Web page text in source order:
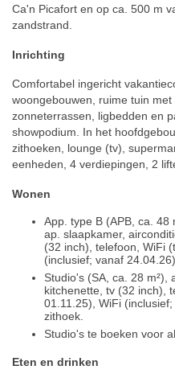
Ca'n Picafort en op ca. 500 m
zandstrand.
Inrichting
Comfortabel ingericht
woongebouwen, ruime tuin
zonneterrassen, ligbedden en
showpodium. In het
zithoeken, lounge (tv),
eenheden, 4 verdiepingen, 2
Wonen
App. type B (APB, ca. 48
ap. slaapkamer,
(32 inch), telefoon, WiFi
(inclusief; vanaf
Studio's (SA, ca. 28 m²),
kitchenette, tv (32 inch),
01.11.25), WiFi
zithoek.
Studio's te boeken voor
Eten en drinken